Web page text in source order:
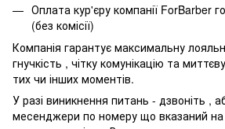
Оплата кур'єру компанії ForBarber
(без комісії)
Компанія гарантує максимальну
гнучкість , чітку комунікацію та
тих чи інших моментів.
У разі виникнення питань - дзвоніть ,
месенджери по номеру що вказаний на